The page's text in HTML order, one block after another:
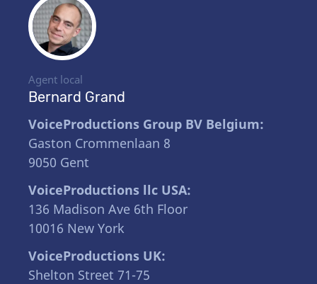
Agent local
Bernard Grand
VoiceProductions Group BV Belgium:
Gaston Crommenlaan 8
9050 Gent
VoiceProductions llc USA:
136 Madison Ave 6th Floor
10016 New York
VoiceProductions UK:
Shelton Street 71-75